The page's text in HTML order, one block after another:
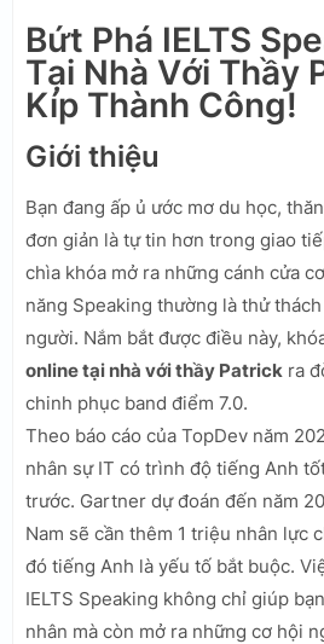
Bứt Phá IELTS
Tại Nhà Với Thầy
Kíp Thành Công!
Giới thiệu
Bạn đang ấp ủ ước mơ du học,
đơn giản là tự tin hơn trong giao
chìa khóa mở ra những cánh cửa
năng Speaking thường là thử
người. Nắm bắt được điều này,
online tại nhà với thầy Patrick ra
chinh phục band điểm 7.0.
Theo báo cáo của TopDev năm
nhân sự IT có trình độ tiếng Anh
trước. Gartner dự đoán đến năm
Nam sẽ cần thêm 1 triệu nhân lực
đó tiếng Anh là yếu tố bắt buộc.
IELTS Speaking không chỉ giúp
nhân mà còn mở ra những cơ hội